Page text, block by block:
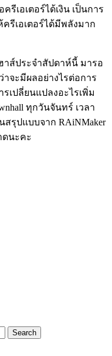
รีเอเตอร์ได้เงิน เป็นการ
รีเอเตอร์ได้มีพลังมาก
าส์ประจำสัปดาห์นี้ มารอ
จะมีผลอย่างไรต่อการ
เปลี่ยนแปลงอะไรเพิ่ม
ทุกวันจันทร์ เวลา
สรุปแบบจาก RAiNMaker
ดนะคะ